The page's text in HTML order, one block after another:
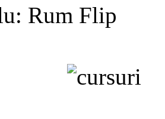
Rum Flip